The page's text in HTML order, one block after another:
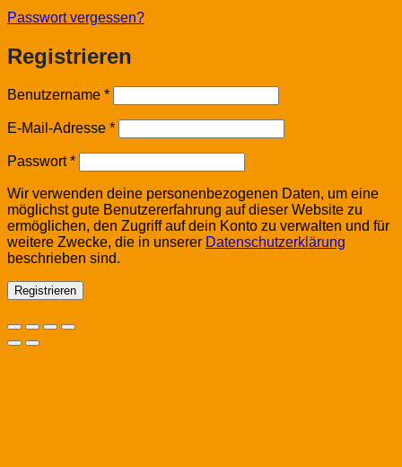
Passwort vergessen?
Registrieren
Benutzername *Erforderlich
E-Mail-Adresse *Erforderlich
Passwort*Erforderlich
Wir verwenden deine personenbezogenen Daten, um eine
möglichst gute Benutzererfahrung auf dieser Website zu
ermöglichen, den Zugriff auf dein Konto zu verwalten und für
weitere Zwecke, die in unserer Datenschutzerklärung
beschrieben sind.
Registrieren